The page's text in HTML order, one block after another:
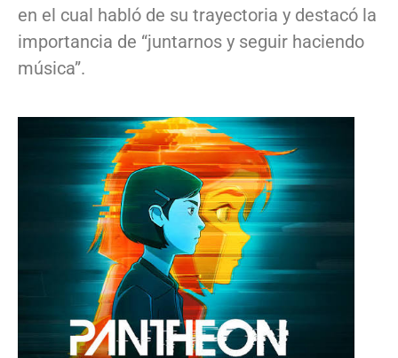
en el cual habló de su trayectoria y destacó la
importancia de “juntarnos y seguir haciendo
música”.